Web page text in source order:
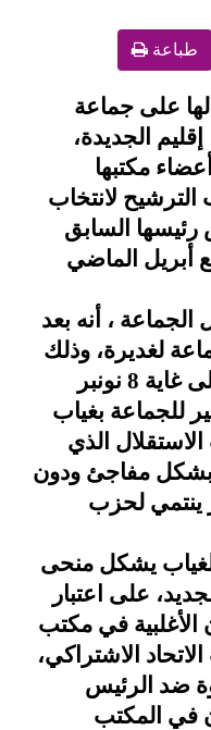
طباعة
على جماعة
الجديدة،
مكتبها
الترشيح لانتخاب
السابق
أبريل الماضي
، أنه بعد
لغديرة، وذلك
انطلاقا من اليوم الخميس إلى غاية 8 نونبر
للجماعة بغياب
الذي
بشكل مفاجئ ودون
ينتمي لحزب
يشكل منحى
على اعتبار
الأغلبية في مكتب
الاشتراكي،
ضد الرئيس
في المكتب